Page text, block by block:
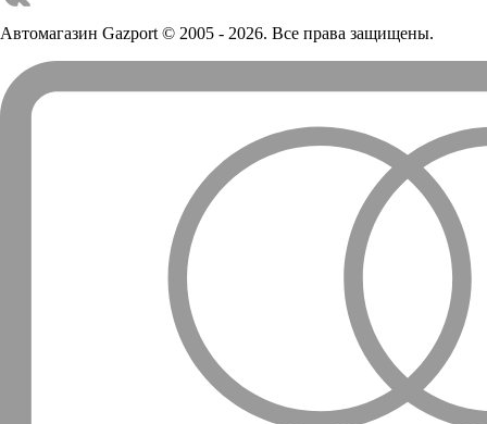
Автомагазин Gazport© 2005 - 2026. Все права защищены.